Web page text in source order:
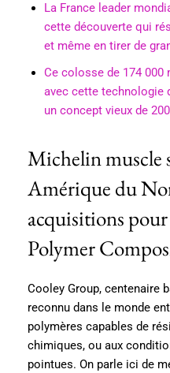
La France leader
cette découverte qui
et même en tirer de
Ce colosse de 174 000
avec cette technologie
un concept vieux de
Michelin muscle
Amérique du
acquisitions
Polymer
Cooley Group, centenaire
reconnu dans le monde
polymères capables de
chimiques, ou aux
pointues. On parle ici de